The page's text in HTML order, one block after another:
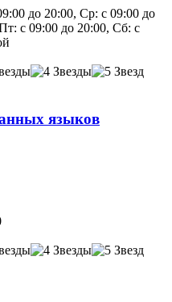
до 20:00, Ср: с 09:00 до
с 09:00 до 20:00, Сб: с
языков